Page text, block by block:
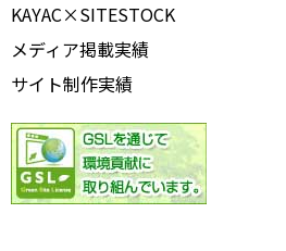
KAYAC×SITESTOCK
メディア掲載実績
サイト制作実績